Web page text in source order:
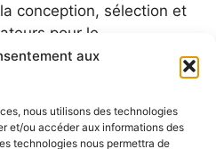
aux
nous utilisons des technologies
et/ou accéder aux informations des
technologies nous permettra de
conception, sélection et
pour le